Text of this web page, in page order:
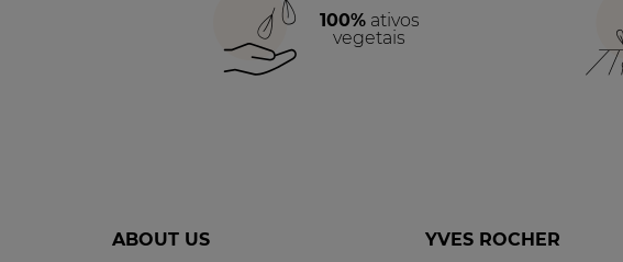
100%ativos
vegetais
ABOUT US
YVES ROCHER